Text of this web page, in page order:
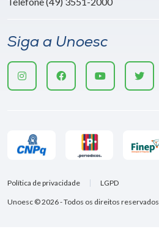
Siga a Unoesc
Unoesc © 2026 - Todos os direitos reservados
Política de privacidade LGPD